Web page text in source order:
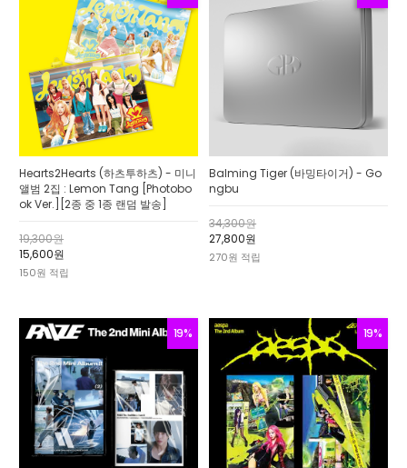
Hearts2Hearts (하츠투하츠) - 미니
앨범 2집 : Lemon Tang [Photobo
ok Ver.][2종 중 1종 랜덤 발송]
19,300원
15,600원
150원 적립
Balming Tiger (바밍타이거) - Go
ngbu
34,300원
27,800원
270원 적립
19% 19%